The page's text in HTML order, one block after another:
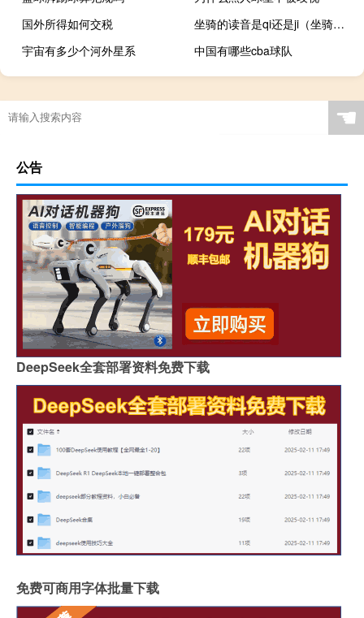
国外所得如何交税
坐骑的读音是qi还是ji（坐骑的读音是qi还是ji）
宇宙有多少个河外星系
中国有哪些cba球队
☚
公告
DeepSeek全套部署资料免费下载
免费可商用字体批量下载